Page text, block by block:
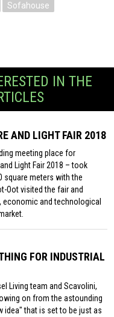
Sofahouse
IN THE
AND LIGHT FAIR 2018
meeting place for
Light Fair 2018 – took
square meters with the
Oot visited the fair and
and technological
FOR INDUSTRIAL
Living team and Scavolini,
on from the astounding
idea" that is set to be just as